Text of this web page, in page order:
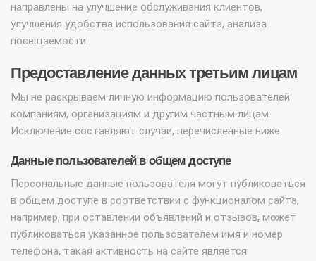
направлены на улучшение обслуживания клиентов,
улучшения удобства использования сайта, анализа
посещаемости.
Предоставление данных третьим лицам
Мы не раскрываем личную информацию пользователей
компаниям, организациям и другим частным лицам.
Исключение составляют случаи, перечисленные ниже.
Данные пользователей в общем доступе
Персональные данные пользователя могут публиковаться
в общем доступе в соответствии с функционалом сайта,
например, при оставлении объявлений и отзывов, может
публиковаться указанное пользователем имя и номер
телефона, такая активность на сайте является